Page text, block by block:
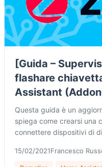
[Guida –
flashare
Assistant
Questa guida è un
spiega come crearsi una
connettere dispositivi di
15/02/2021Francesco